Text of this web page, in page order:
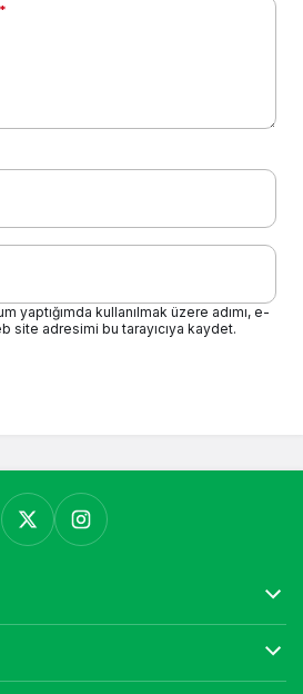
*
yaptığımda kullanılmak üzere adımı, e-
site adresimi bu tarayıcıya kaydet.